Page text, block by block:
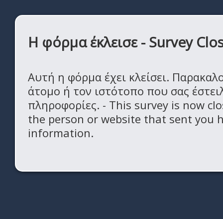
Η φόρμα έκλεισε - Survey
Αυτή η φόρμα έχει κλείσει.
άτομο ή τον ιστότοπο που σας
πληροφορίες. - This survey is now
the person or website that sent you
information.